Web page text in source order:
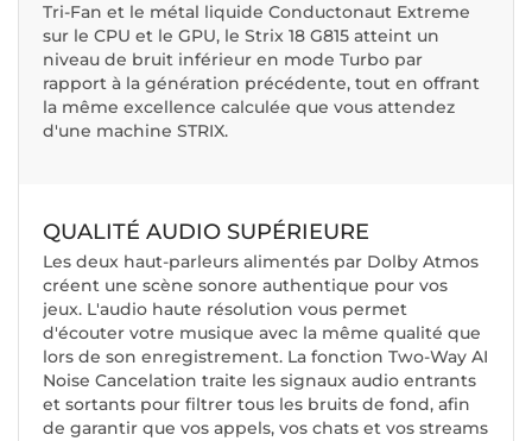
Tri-Fan et le métal liquide Conductonaut Extreme
sur le CPU et le GPU, le Strix 18 G815 atteint un
niveau de bruit inférieur en mode Turbo par
rapport à la génération précédente, tout en offrant
la même excellence calculée que vous attendez
d'une machine STRIX.
QUALITÉ AUDIO SUPÉRIEURE
Les deux haut-parleurs alimentés par Dolby Atmos
créent une scène sonore authentique pour vos
jeux. L'audio haute résolution vous permet
d'écouter votre musique avec la même qualité que
lors de son enregistrement. La fonction Two-Way AI
Noise Cancelation traite les signaux audio entrants
et sortants pour filtrer tous les bruits de fond, afin
de garantir que vos appels, vos chats et vos streams